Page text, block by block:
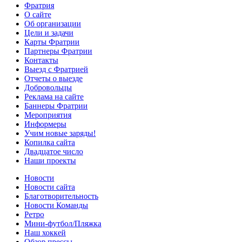
Фратрия
О сайте
Об организации
Цели и задачи
Карты Фратрии
Партнеры Фратрии
Контакты
Выезд с Фратрией
Отчеты о выезде
Добровольцы
Реклама на сайте
Баннеры Фратрии
Мероприятия
Информеры
Учим новые заряды!
Копилка сайта
Двадцатое число
Наши проекты
Новости
Новости сайта
Благотворительность
Новости Команды
Ретро
Мини-футбол/Пляжка
Наш хоккей